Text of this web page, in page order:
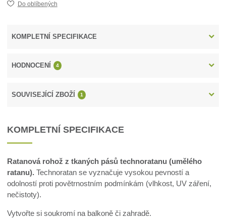
Do oblíbených
KOMPLETNÍ SPECIFIKACE
HODNOCENÍ 4
SOUVISEJÍCÍ ZBOŽÍ 1
KOMPLETNÍ SPECIFIKACE
Ratanová rohož z tkaných pásů technoratanu (umělého
ratanu). Technoratan se vyznačuje vysokou pevností a
odolností proti povětrnostním podmínkám (vlhkost, UV záření,
nečistoty).
Vytvořte si soukromí na balkoně či zahradě.